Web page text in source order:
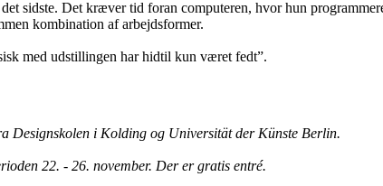
sidste. Det kræver tid foran computeren, hvor hun
kombination af arbejdsformer.
med udstillingen har hidtil kun været fedt”.
Designskolen i Kolding og Universität der Künste Berlin.
22. - 26. november. Der er gratis entré.